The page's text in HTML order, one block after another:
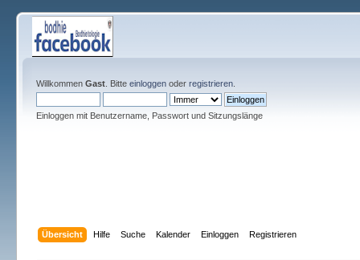
Willkommen Gast. Bitte einloggenoder registrieren.
Einloggen mit Benutzername, Passwort und Sitzungslänge
Übersicht Hilfe Suche Kalender Einloggen Registrieren